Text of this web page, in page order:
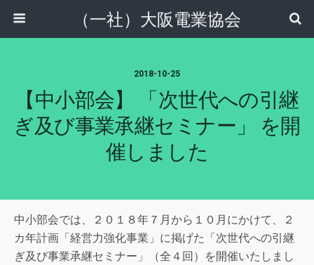
（一社）大阪電業協会
2018-10-25
【中小部会】 「次世代への引継
ぎ及び事業承継セミナー」 を開
催しました
中小部会では、２０１８年７月から１０月にかけて、２
カ年計画「経営力強化事業」に掲げた「次世代への引継
ぎ及び事業承継セミナー」（全４回）を開催いたしまし